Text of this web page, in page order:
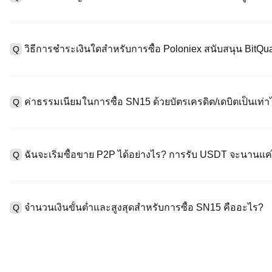
"ความปลอดภัย" อัปโหลดเอกสาร Id ที่ถูกต้องของคุณ และถ่ายเซลฟี่
Q วิธีการชำระเงินใดสำหรับการซื้อ Poloniex สนับสนุน
ซื้อขาย OTC สำหรับธุรกรรมขนาดใหญ่เกิน 100,000 USD พร้อมใบเสน
Q ค่าธรรมเนียมในการซื้อ SN15 ด้วยบัตรเครดิต/เดบิตเป็นเท่า
ธรรมเนียมการซื้อขายแบบสปอตมาตรฐาน (ต่ำถึง 0.05%) ใช้กับการซื้อข
Q ฉันจะเริ่มซื้อขาย P2P ได้อย่างไร? การรับ USDT จะนานแ
กับวิธีการชำระเงินและเวลาตอบสนองของผู้ขาย
Q จำนวนเงินขั้นต่ำและสูงสุดสำหรับการซื้อ SN15 คืออะไร?